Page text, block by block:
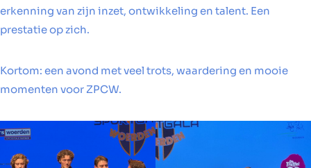
erkenning van zijn inzet, ontwikkeling en talent. Een
prestatie op zich.
Kortom: een avond met veel trots, waardering en mooie
momenten voor ZPCW.